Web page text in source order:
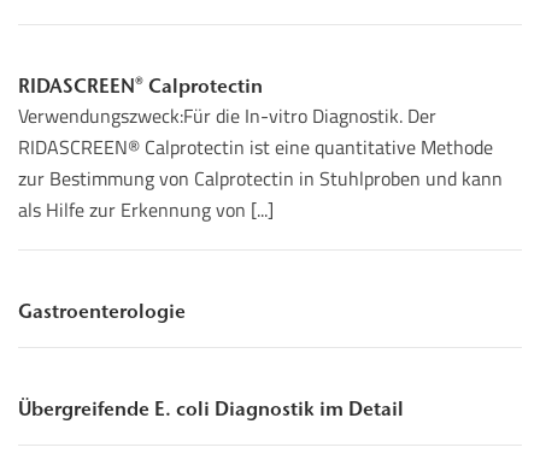
RIDASCREEN® Calprotectin
Verwendungszweck:Für die In-vitro Diagnostik. Der
RIDASCREEN® Calprotectin ist eine quantitative Methode
zur Bestimmung von Calprotectin in Stuhlproben und kann
als Hilfe zur Erkennung von [...]
Gastroenterologie
Übergreifende E. coli Diagnostik im Detail